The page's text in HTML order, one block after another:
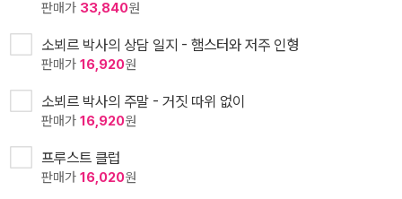
판매가 33,840원
소뵈르 박사의 상담 일지 - 햄스터와 저주 인형
판매가 16,920원
소뵈르 박사의 주말 - 거짓 따위 없이
판매가 16,920원
프루스트 클럽
판매가 16,020원